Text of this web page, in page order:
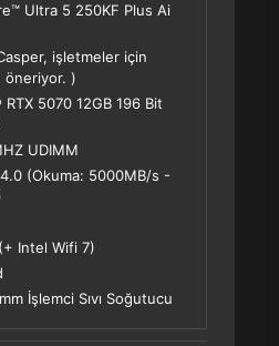
Ultra 5 250KF Plus Ai
işletmeler için
öneriyor. )
5070 12GB 196 Bit
UDIMM
(Okuma: 5000MB/s -
Intel Wifi 7)
İşlemci Sıvı Soğutucu